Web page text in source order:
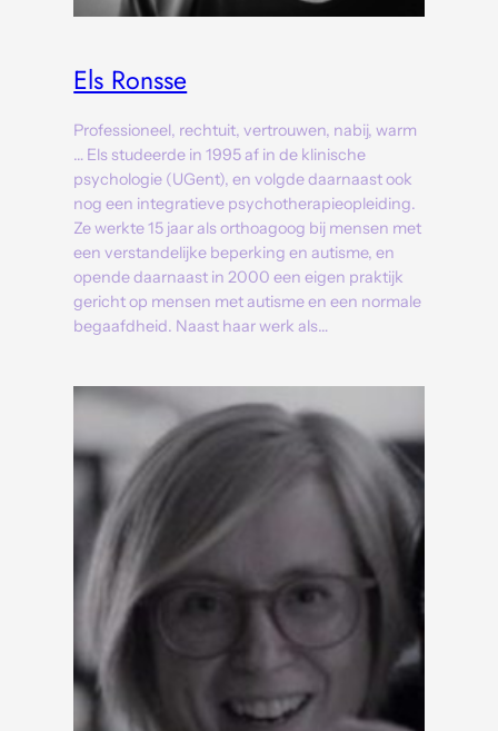
Els Ronsse
Professioneel, rechtuit, vertrouwen, nabij, warm
… Els studeerde in 1995 af in de klinische
psychologie (UGent), en volgde daarnaast ook
nog een integratieve psychotherapieopleiding.
Ze werkte 15 jaar als orthoagoog bij mensen met
een verstandelijke beperking en autisme, en
opende daarnaast in 2000 een eigen praktijk
gericht op mensen met autisme en een normale
begaafdheid. Naast haar werk als…